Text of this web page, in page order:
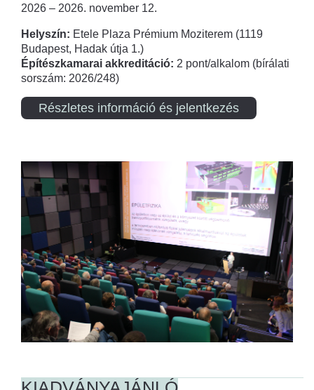
2026 – 2026. november 12.
Helyszín: Etele Plaza Prémium Moziterem (1119
Budapest, Hadak útja 1.)
Építészkamarai akkreditáció: 2 pont/alkalom (bírálati
sorszám: 2026/248)
Részletes információ és jelentkezés